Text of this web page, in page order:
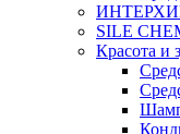
SILE
Красота и